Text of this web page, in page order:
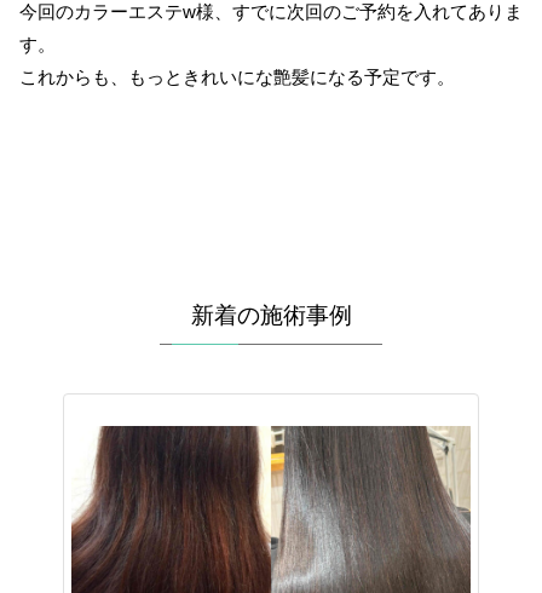
今回のカラーエステw様、すでに次回のご予約を入れてありま
す。
これからも、もっときれいにな艶髪になる予定です。
新着の施術事例